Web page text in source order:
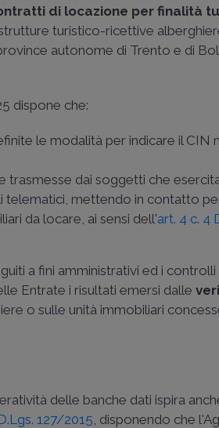
di locazione per finalità
turistico-ricettive
autonome di Trento e di
dispone che:
le modalità per indicare il CIN
trasmesse dai soggetti che
telematici, mettendo in contatto
da locare, ai sensi dell'art. 4 c. 4
a fini amministrativi ed i controlli
Entrate i risultati emersi dalle
o sulle unità immobiliari
delle banche dati ispira
127/2015, disponendo che